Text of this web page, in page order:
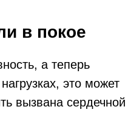
в покое
а теперь
это может
вызвана сердечной